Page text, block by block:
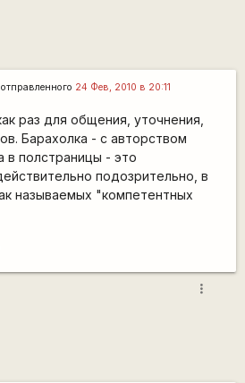
24 Фев, 2010 в 20:11
раз для общения, уточнения,
Барахолка - с авторством
в полстраницы - это
подозрительно, в
называемых "компетентных
more_vert